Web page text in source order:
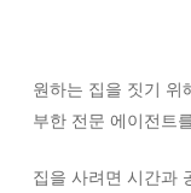
원하는 집을 짓기 위
부한 전문 에이전트
집을 사려면 시간과